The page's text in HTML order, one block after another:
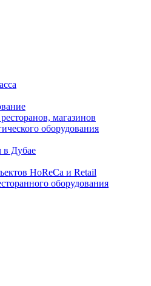
магазинов
оборудования
в Дубае
HoReCa и Retail
оборудования